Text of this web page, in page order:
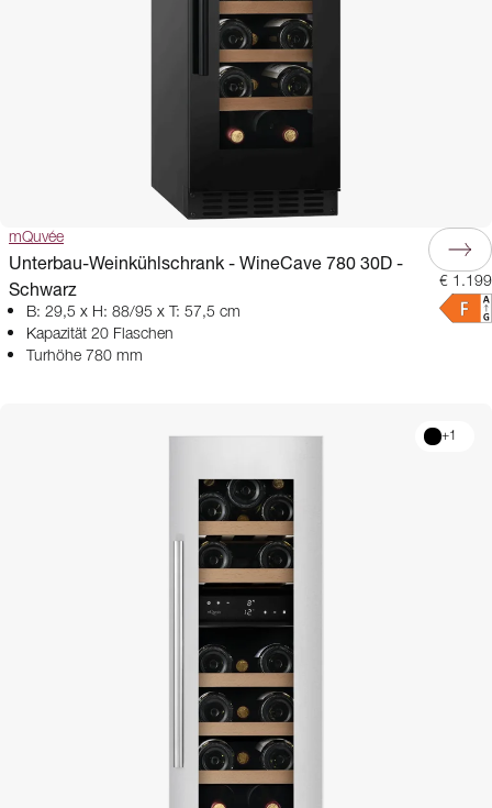
mQuvée
Unterbau-Weinkühlschrank - WineCave 780 30D -
Schwarz
B: 29,5 x H: 88/95 x T: 57,5 cm
Kapazität 20 Flaschen
Turhöhe 780 mm
€ 1.199
+1